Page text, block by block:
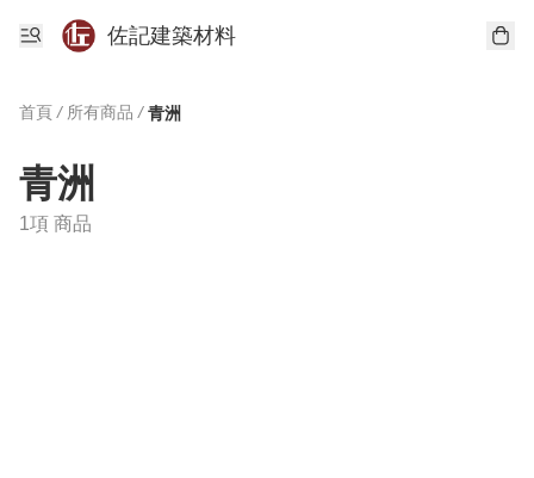
佐記建築材料
首頁 / 所有商品 / 青洲
青洲
1項 商品